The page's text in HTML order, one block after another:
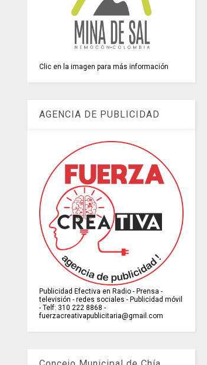
Clic en la imagen para más información
AGENCIA DE PUBLICIDAD
Publicidad Efectiva en Radio - Prensa -
televisión - redes sociales - Publicidad móvil
- Telf: 310 222 8868 -
fuerzacreativapublicitaria@gmail.com